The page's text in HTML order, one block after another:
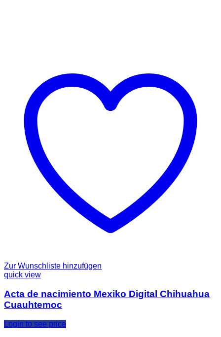
Zur Wunschliste hinzufügen
quick view
Acta de nacimiento Mexiko Digital Chihuahua
Cuauhtemoc
Login to see price